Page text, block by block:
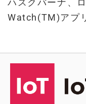
ハスクバーナ、
Watch(TM)アプ